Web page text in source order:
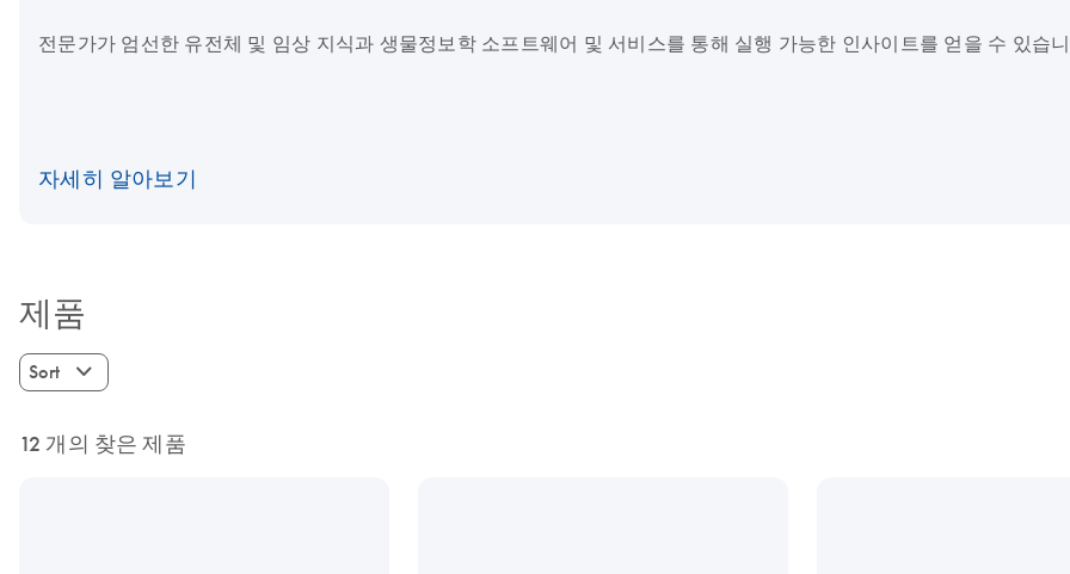
전문가가 엄선한 유전체 및 임상 지식과 생물정보학 소프트웨어 및 서비스를 통해 실행 가능한 인사이트를 얻을 수 있습
자세히 알아보기
제품
Sort
12 개의 찾은 제품